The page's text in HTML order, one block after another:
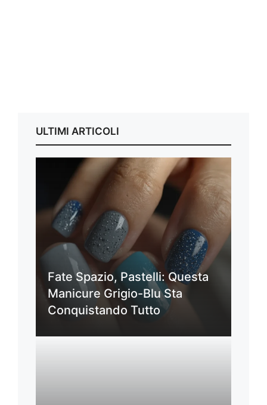
ULTIMI ARTICOLI
Fate Spazio, Pastelli: Questa
Manicure Grigio-Blu Sta
Conquistando Tutto